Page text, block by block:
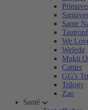
Sante
We
Weleda
Mukti
Cattier
GG's
Trilogy
Zao
Santé